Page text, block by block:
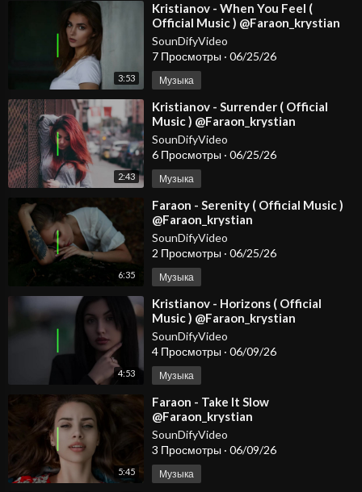
3:53
⁣Kristianov - When You Feel (
Official Music ) @Faraon_krystian
#dancemusic2026 #spotify #djmix
SounDifyVideo
7 Просмотры · 06/25/26
Музыка
2:43
⁣Kristianov - Surrender ( Official
Music ) @Faraon_krystian
#dancemusic2026 #spotify #djmix
SounDifyVideo
6 Просмотры · 06/25/26
Музыка
6:35
⁣Faraon - Serenity ( Official Music )
@Faraon_krystian
SounDifyVideo
2 Просмотры · 06/25/26
Музыка
4:53
⁣Kristianov - Horizons ( Official
Music ) @Faraon_krystian
SounDifyVideo
4 Просмотры · 06/09/26
Музыка
5:45
⁣Faraon - Take It Slow
@Faraon_krystian
SounDifyVideo
3 Просмотры · 06/09/26
Музыка